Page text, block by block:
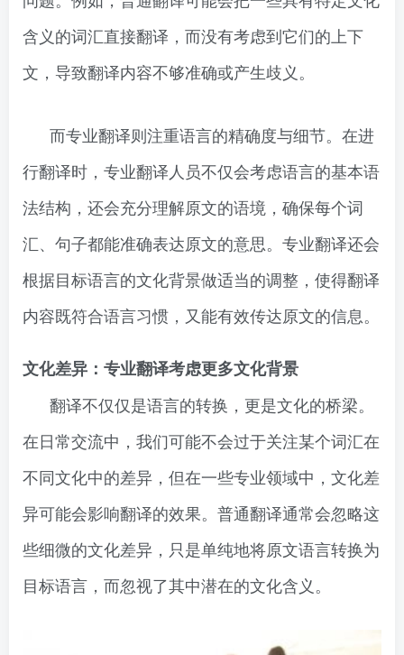
含义的词汇直接翻译，而没有考虑到它们的上下
文，导致翻译内容不够准确或产生歧义。
而专业翻译则注重语言的精确度与细节。在进
行翻译时，专业翻译人员不仅会考虑语言的基本语
法结构，还会充分理解原文的语境，确保每个词
汇、句子都能准确表达原文的意思。专业翻译还会
根据目标语言的文化背景做适当的调整，使得翻译
内容既符合语言习惯，又能有效传达原文的信息。
文化差异：专业翻译考虑更多文化背景
翻译不仅仅是语言的转换，更是文化的桥梁。
在日常交流中，我们可能不会过于关注某个词汇在
不同文化中的差异，但在一些专业领域中，文化差
异可能会影响翻译的效果。普通翻译通常会忽略这
些细微的文化差异，只是单纯地将原文语言转换为
目标语言，而忽视了其中潜在的文化含义。